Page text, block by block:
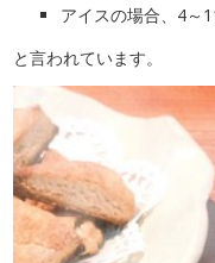
アイスの場合、4
と言われています。